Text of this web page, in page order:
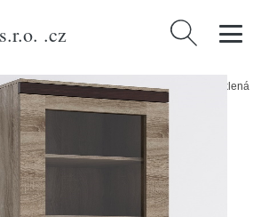
.cz Vyhledávání
do obývacího pokoje/Vitrína P7 - prosklená
Šedá, Lišta: Lancelot, Barva dvířek: Trufla